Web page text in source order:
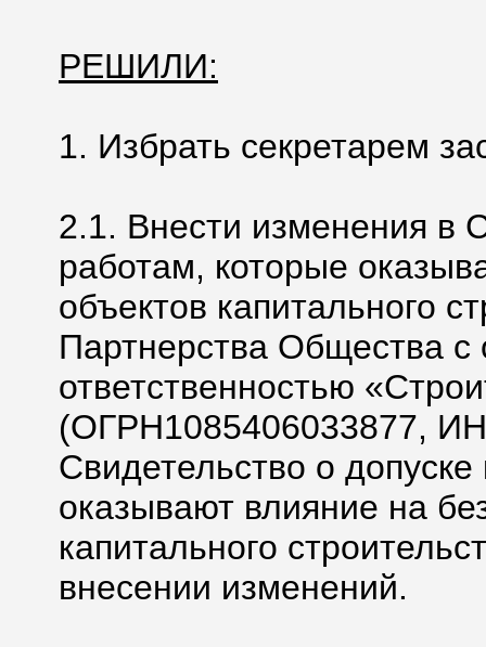
РЕШИЛИ:
1. Избрать секретарем
2.1. Внести изменения в
работам, которые
объектов капитального
Партнерства Общества с
ответственностью
(ОГРН1085406033877,
Свидетельство о
оказывают влияние на
капитального
внесении изменений.